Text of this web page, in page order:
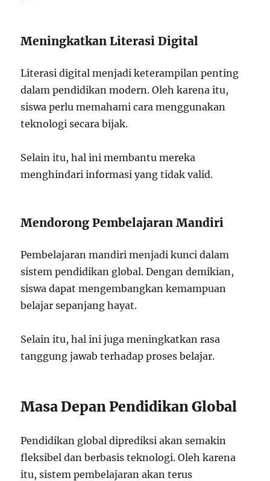
Meningkatkan Literasi Digital
Literasi digital menjadi keterampilan penting
dalam pendidikan modern. Oleh karena itu,
siswa perlu memahami cara menggunakan
teknologi secara bijak.
Selain itu, hal ini membantu mereka
menghindari informasi yang tidak valid.
Mendorong Pembelajaran Mandiri
Pembelajaran mandiri menjadi kunci dalam
sistem pendidikan global. Dengan demikian,
siswa dapat mengembangkan kemampuan
belajar sepanjang hayat.
Selain itu, hal ini juga meningkatkan rasa
tanggung jawab terhadap proses belajar.
Masa Depan Pendidikan Global
Pendidikan global diprediksi akan semakin
fleksibel dan berbasis teknologi. Oleh karena
itu, sistem pembelajaran akan terus